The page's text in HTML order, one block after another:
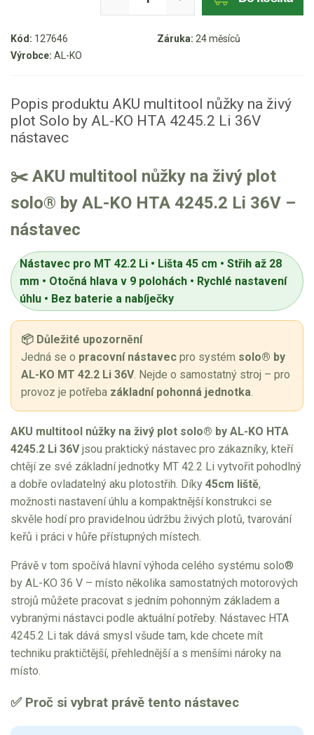
Aku křovinořezy a vyžínače
Aku pily
Aku STIHL
Aku AL-KO
AL-KO 36V
Štípačka na dřevo
VARI malotraktory
VARI multifunkční nosiče
Sněhové frézy
Vertikutátory
Kultivátory
Nůžky na živý plot
Vysavače a foukače
Elektrocentrály
Štěpkovače a drtiče
Elektrické skútry
Elektrické tříkolky
Elektrické tříkolky pro seniory
Elektrické tříkolky pracovní
Kód: 127646 Záruka: 24 měsíců
Výrobce: AL-KO
Popis produktu AKU multitool nůžky na živý
plot Solo by AL-KO HTA 4245.2 Li 36V
nástavec
✂️ AKU multitool nůžky na živý plot
solo® by AL-KO HTA 4245.2 Li 36V –
nástavec
Nástavec pro MT 42.2 Li • Lišta 45 cm • Střih až 28
mm • Otočná hlava v 9 polohách • Rychlé nastavení
úhlu • Bez baterie a nabíječky
📦 Důležité upozornění
Jedná se o pracovní nástavec pro systém solo® by
AL-KO MT 42.2 Li 36V. Nejde o samostatný stroj – pro
provoz je potřeba základní pohonná jednotka
AKU multitool nůžky na živý plot solo® by AL-KO HTA
4245.2 Li 36Vjsou praktický nástavec pro zákazníky, kteří
chtějí ze své základní jednotky MT 42.2 Li vytvořit pohodlný
a dobře ovladatelný aku plotostřih. Díky 45cm liště,
možnosti nastavení úhlu a kompaktnější konstrukci se
skvěle hodí pro pravidelnou údržbu živých plotů, tvarování
keřů i práci v hůře přístupných místech.
Právě v tom spočívá hlavní výhoda celého systému solo®
by AL-KO 36 V – místo několika samostatných motorových
strojů můžete pracovat s jedním pohonným základem a
vybranými nástavci podle aktuální potřeby. Nástavec HTA
4245.2 Li tak dává smysl všude tam, kde chcete mít
techniku praktičtější, přehlednější a s menšími nároky na
místo.
✅ Proč si vybrat právě tento nástavec